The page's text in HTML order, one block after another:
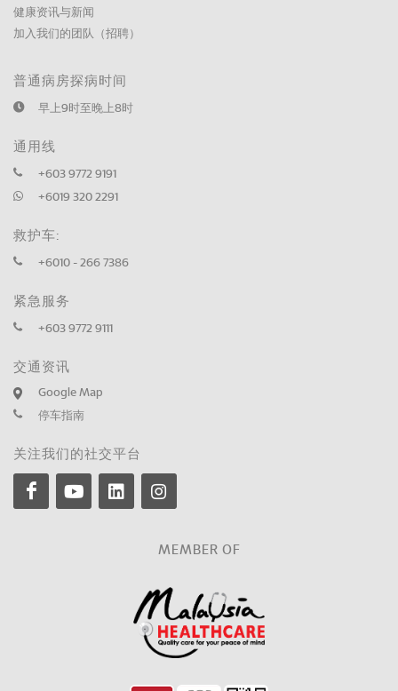
健康资讯与新闻
加入我们的团队（招聘）
普通病房探病时间
早上9时至晚上8时
通用线
+603 9772 9191
+6019 320 2291
救护车:
+6010 - 266 7386
紧急服务
+603 9772 9111
交通资讯
Google Map
停车指南
关注我们的社交平台
MEMBER OF